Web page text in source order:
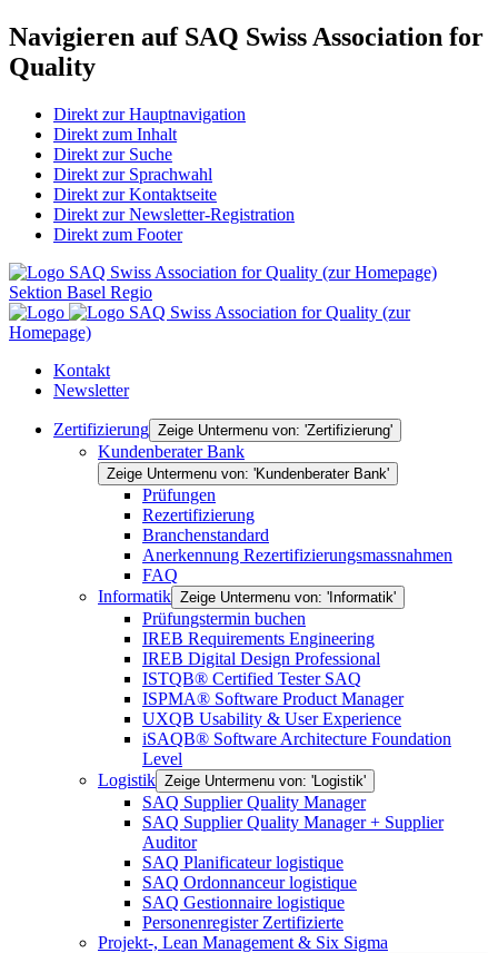
Navigieren auf SAQ Swiss Association for
Quality
Direkt zur Hauptnavigation
Direkt zum Inhalt
Direkt zur Suche
Direkt zur Sprachwahl
Direkt zur Kontaktseite
Direkt zur Newsletter-Registration
Direkt zum Footer
SAQ Swiss Association for Quality (zur Homepage)
Sektion Basel Regio
SAQ Swiss Association for Quality (zur
Homepage)
Kontakt
Newsletter
Zertifizierung Zeige Untermenu von: 'Zertifizierung'
Kundenberater Bank
Zeige Untermenu von: 'Kundenberater Bank'
Prüfungen
Rezertifizierung
Branchenstandard
Anerkennung Rezertifizierungsmassnahmen
FAQ
Informatik Zeige Untermenu von: 'Informatik'
Prüfungstermin buchen
IREB Requirements Engineering
IREB Digital Design Professional
ISTQB® Certified Tester SAQ
ISPMA® Software Product Manager
UXQB Usability & User Experience
iSAQB® Software Architecture Foundation
Level
Logistik Zeige Untermenu von: 'Logistik'
SAQ Supplier Quality Manager
SAQ Supplier Quality Manager + Supplier
Auditor
SAQ Planificateur logistique
SAQ Ordonnanceur logistique
SAQ Gestionnaire logistique
Personenregister Zertifizierte
Projekt-, Lean Management & Six Sigma